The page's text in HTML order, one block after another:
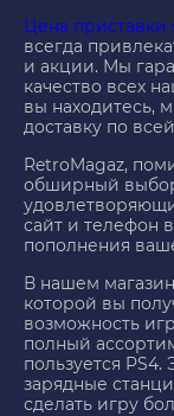
Цена приставки
всегда
и акции. Мы
качество всех
вы находитесь,
доставку по
RetroMagaz,
обширный
сайт и телефон
пополнения
В нашем
которой вы
возможность
полный
пользуется
зарядные
сделать игру